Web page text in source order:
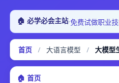
🏠 必学必会主站·免费试做职业
首页 / 大语言模型 / 大模型
🏠 首页